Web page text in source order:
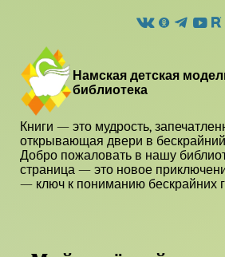
Намская детская
библиотека
Книги — это мудрость,
открывающая двери в
Добро пожаловать в нашу
страница — это новое
— ключ к пониманию бескрайних